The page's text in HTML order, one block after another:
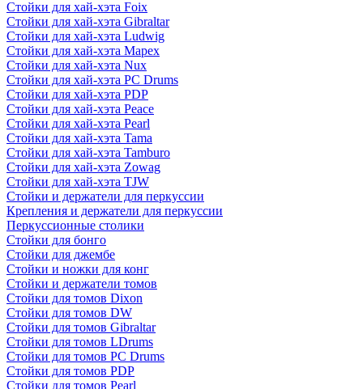
Стойки для хай-хэта Foix
Стойки для хай-хэта Gibraltar
Стойки для хай-хэта Ludwig
Стойки для хай-хэта Mapex
Стойки для хай-хэта Nux
Стойки для хай-хэта PC Drums
Стойки для хай-хэта PDP
Стойки для хай-хэта Peace
Стойки для хай-хэта Pearl
Стойки для хай-хэта Tama
Стойки для хай-хэта Tamburo
Стойки для хай-хэта Zowag
Стойки для хай-хэта TJW
Стойки и держатели для перкуссии
Крепления и держатели для перкуссии
Перкуссионные столики
Стойки для бонго
Стойки для джембе
Стойки и ножки для конг
Стойки и держатели томов
Стойки для томов Dixon
Стойки для томов DW
Стойки для томов Gibraltar
Стойки для томов LDrums
Стойки для томов PC Drums
Стойки для томов PDP
Стойки для томов Pearl